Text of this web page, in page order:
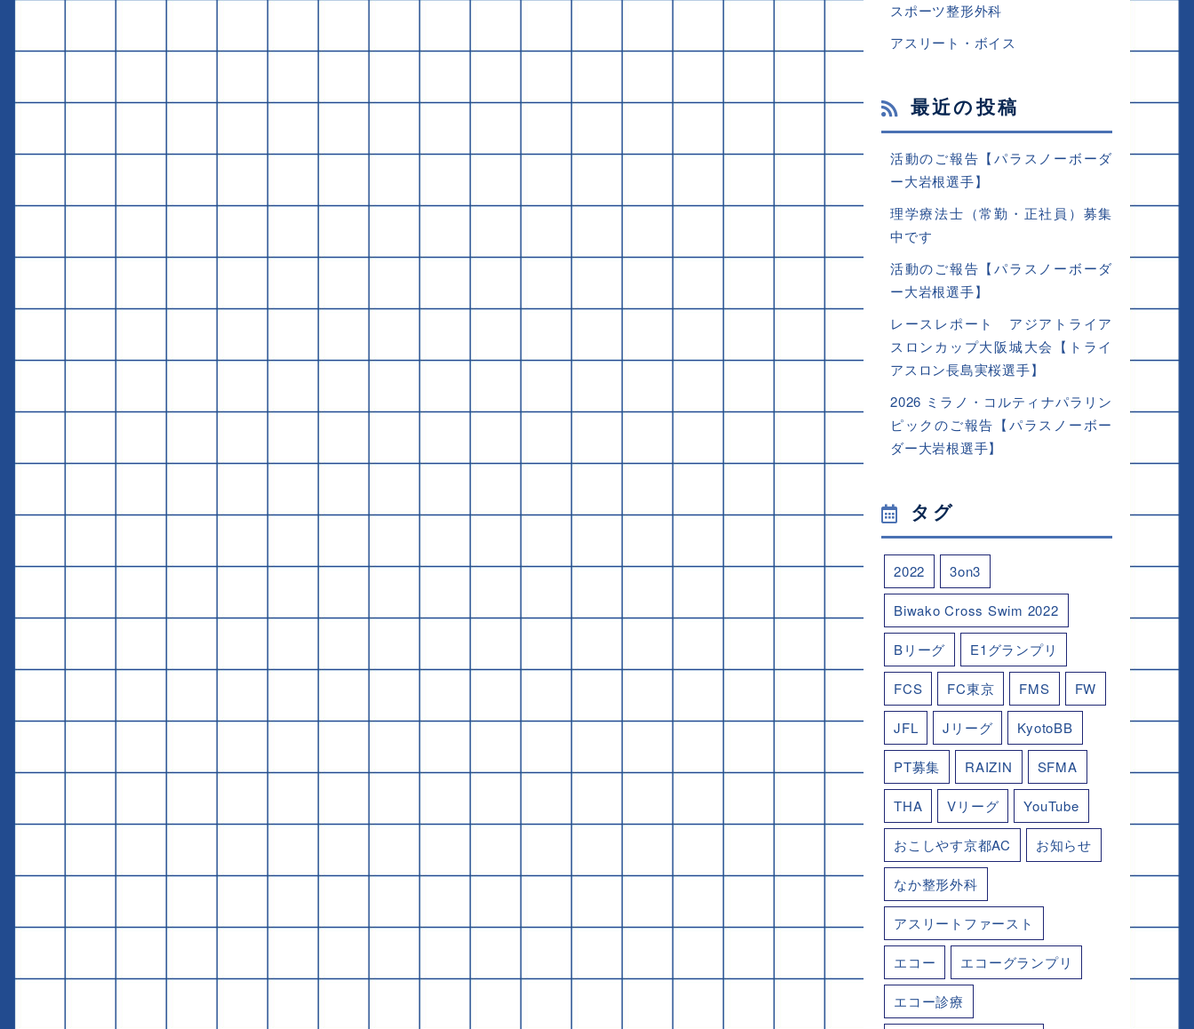
スポーツ整形外科
アスリート・ボイス
最近の投稿
活動のご報告【パラスノーボーダ
ー大岩根選手】
理学療法士（常勤・正社員）募集
中です
活動のご報告【パラスノーボーダ
ー大岩根選手】
レースレポート アジアトライア
スロンカップ大阪城大会【トライ
アスロン長島実桜選手】
2026 ミラノ・コルティナパラリン
ピックのご報告【パラスノーボー
ダー大岩根選手】
タグ
2022 3on3
Biwako Cross Swim 2022
Bリーグ E1グランプリ
FCS FC東京 FMS FW
JFL Jリーグ KyotoBB
PT募集 RAIZIN SFMA
THA Vリーグ YouTube
おこしやす京都AC お知らせ
なか整形外科
アスリートファースト
エコー エコーグランプリ
エコー診療